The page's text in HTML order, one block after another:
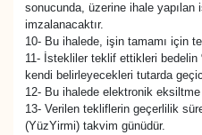
sonucunda, üzerine ihale
imzalanacaktır.
10- Bu ihalede, işin tamamı için
11- İstekliler teklif ettikleri bedelin
kendi belirleyecekleri tutarda
12- Bu ihalede elektronik eksiltme
13- Verilen tekliflerin geçerlilik
(YüzYirmi) takvim günüdür.